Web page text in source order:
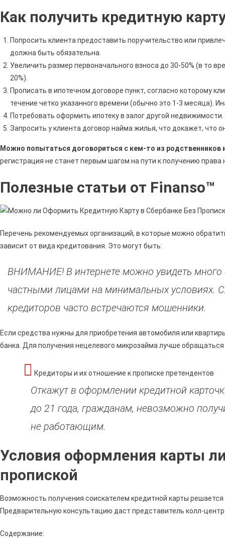
Как получить кредитную
Попросить клиента предоставить поручительство или
должна быть обязательна.
Увеличить размер первоначального взноса до 30-50% (в то
20%).
Прописать в ипотечном договоре пункт, согласно которому
течение четко указанного времени (обычно это 1-3 месяца).
Потребовать оформить ипотеку в залог другой недвижимости.
Запросить у клиента договор найма жилья, что докажет, что
Можно попытаться договориться с кем-то из родственников
регистрация не станет первым шагом на пути к получению права
Полезные статьи от Finanso™
Перечень рекомендуемых организаций, в которые можно
зависит от вида кредитования. Это могут быть:
ВНИМАНИЕ! В интернете можно увидеть много
частными лицами на минимальных условиях.
кредиторов часто встречаются мошенники.
Если средства нужны для приобретения автомобиля или
банка. Для получения нецелевого микрозайма лучше
Кредиторы и их отношение к прописке претендентов
Откажут в оформлении кредитной
до 21 года, гражданам, невозможно
не работающим.
Условия оформления карты
пропиской
Возможность получения соискателем кредитной карты
Предварительную консультацию даст представитель колл-
Содержание: